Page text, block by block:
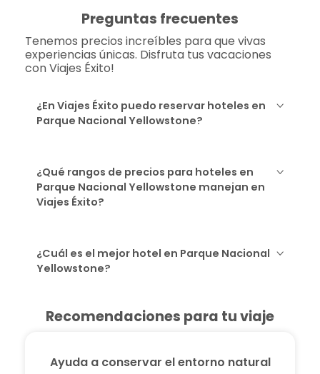
Preguntas frecuentes
Tenemos precios increíbles para que vivas
experiencias únicas. Disfruta tus vacaciones
con Viajes Éxito!
¿En Viajes Éxito puedo reservar hoteles en
Parque Nacional Yellowstone?
¿Qué rangos de precios para hoteles en
Parque Nacional Yellowstone manejan en
Viajes Éxito?
¿Cuál es el mejor hotel en Parque Nacional
Yellowstone?
Recomendaciones para tu viaje
Ayuda a conservar el entorno natural